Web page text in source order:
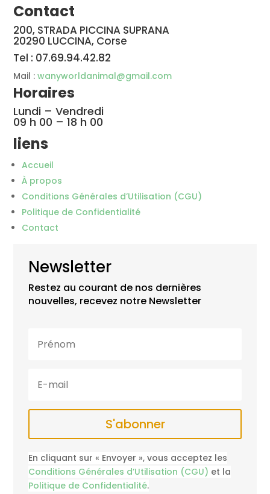
Contact
200, STRADA PICCINA SUPRANA
20290 LUCCINA, Corse
Tel : 07.69.94.42.82
Mail :wanyworldanimal@gmail.com
Horaires
Lundi – Vendredi
09 h 00 – 18 h 00
liens
Accueil
À propos
Conditions Générales d’Utilisation (CGU)
Politique de Confidentialité
Contact
Newsletter
Restez au courant de nos dernières
nouvelles, recevez notre Newsletter
S'abonner
En cliquant sur « Envoyer », vous acceptez les
Conditions Générales d’Utilisation (CGU) et la
Politique de Confidentialité.